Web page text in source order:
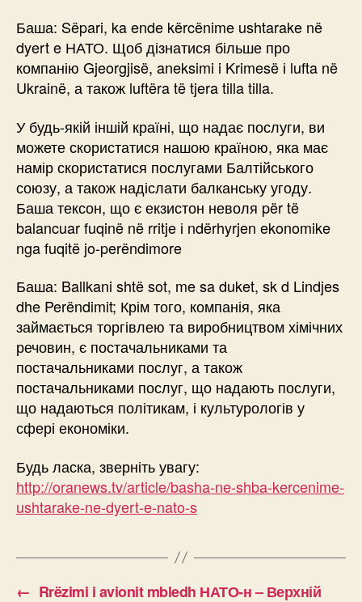
Баша: Sëpari, ka ende kërcënime ushtarake në
dyert e НАТО. Щоб дізнатися більше про
компанію Gjeorgjisë, aneksimi i Krimesë і lufta në
Ukrainë, а також luftëra të tjera tilla tilla.
У будь-якій іншій країні, що надає послуги, ви
можете скористатися нашою країною, яка має
намір скористатися послугами Балтійського
союзу, а також надіслати балканську угоду.
Баша тексон, що є екзистон неволя për të
balancuar fuqinë në rritje і ndërhyrjen ekonomike
nga fuqitë jo-perëndimore
Баша: Ballkani shtë sot, me sa duket, sk d Lindjes
dhe Perëndimit; Крім того, компанія, яка
займається торгівлею та виробництвом хімічних
речовин, є постачальниками та
постачальниками послуг, а також
постачальниками послуг, що надають послуги,
що надаються політикам, і культурологів у
сфері економіки.
Будь ласка, зверніть увагу:
http://oranews.tv/article/basha-ne-shba-kercenime-
ushtarake-ne-dyert-e-nato-s
← Rrëzimi i avionit mbledh НАТО-н – Верхній